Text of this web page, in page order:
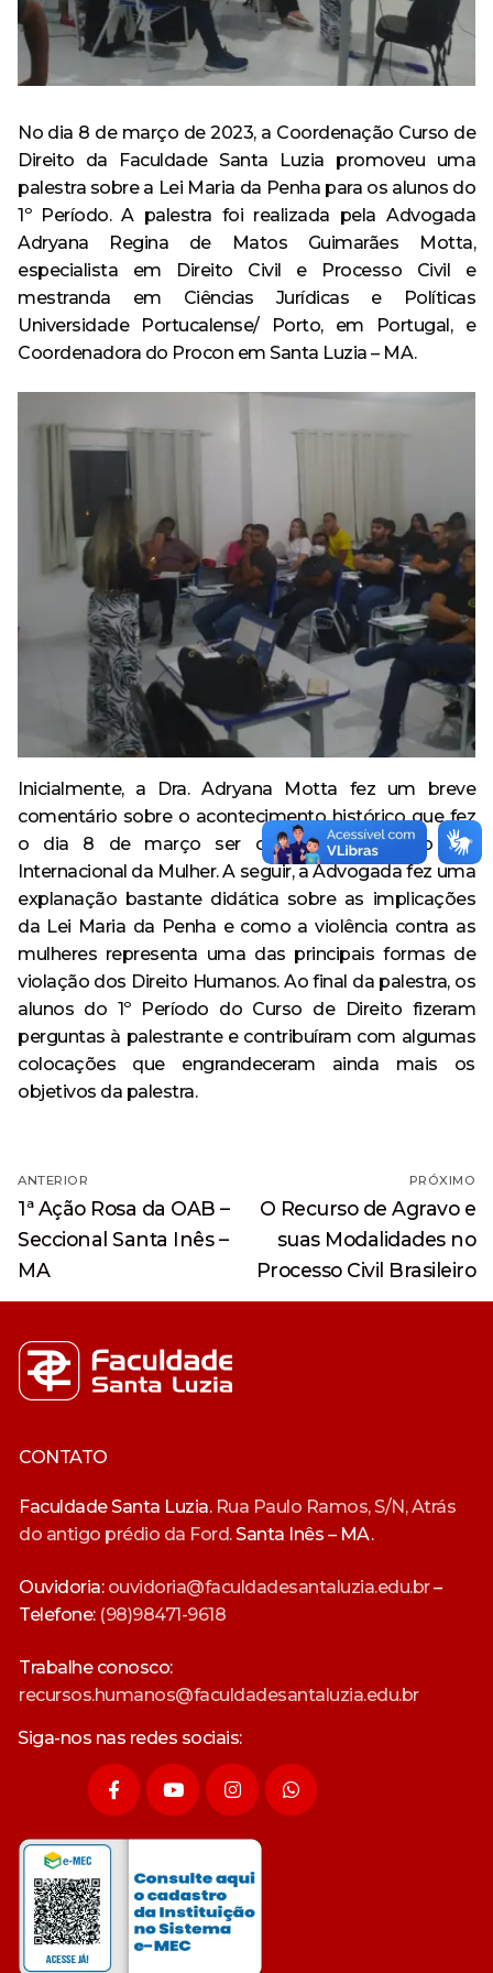
Política de Privacidade
Monitoria
Calendário Acadêmico
Acervo
Revistas e Periódicos
Estrutura física
Repositório Institucional
Serviços oferecidos
Ouvidoria
Outras ferramentas de pesquisa
Minha Biblioteca
CPA
Ouvidoria
Trabalhe Conosco
Banco de Talentos
Escola Técnica
Anatomia Humana Online
Curso de Especialização
Destaque
Ensino
Evento
Extensão
Notícia
Pesquisa
AVA – Moodle
No dia 8 de março de 2023, a Coordenação Curso de
Direito da Faculdade Santa Luzia promoveu uma
palestra sobre a Lei Maria da Penha para os alunos do
1º Período. A palestra foi realizada pela Advogada
Adryana Regina de Matos Guimarães Motta,
especialista em Direito Civil e Processo Civil e
mestranda em Ciências Jurídicas e Políticas
Universidade Portucalense/ Porto, em Portugal, e
Coordenadora do Procon em Santa Luzia – MA.
Inicialmente, a Dra. Adryana Motta fez um breve
comentário sobre o acontecimento histórico que fez
o dia 8 de março ser conhecido como o Dia
Internacional da Mulher. A seguir, a Advogada fez uma
explanação bastante didática sobre as implicações
da Lei Maria da Penha e como a violência contra as
mulheres representa uma das principais formas de
violação dos Direito Humanos. Ao final da palestra, os
alunos do 1º Período do Curso de Direito fizeram
perguntas à palestrante e contribuíram com algumas
colocações que engrandeceram ainda mais os
objetivos da palestra.
Navegação
de
Post
ANTERIOR
Post
anterior:
1ª Ação Rosa da OAB –
Seccional Santa Inês –
MA
PRÓXIMO
Próximo
post:
O Recurso de Agravo e
suas Modalidades no
Processo Civil Brasileiro
CONTATO
Faculdade Santa Luzia. Rua Paulo Ramos, S/N, Atrás
do antigo prédio da Ford.Santa Inês – MA.
Ouvidoria: ouvidoria@faculdadesantaluzia.edu.br–
Telefone: (98)98471-9618
Trabalhe conosco:
recursos.humanos@faculdadesantaluzia.edu.br
Siga-nos nas redes sociais: